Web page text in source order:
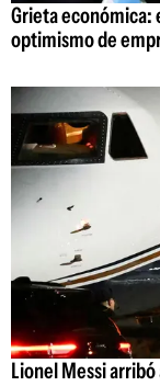
Grieta económica:
optimismo de
Lionel Messi arribó